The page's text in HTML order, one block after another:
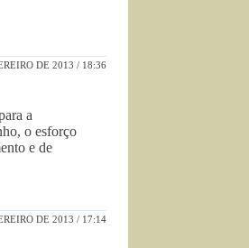
DE 2013 / 18:36
a
o esforço
e de
DE 2013 / 17:14